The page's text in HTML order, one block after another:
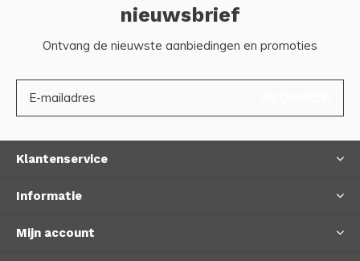
nieuwsbrief
Ontvang de nieuwste aanbiedingen en promoties
Klantenservice
Informatie
Mijn account